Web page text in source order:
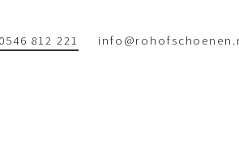
0546 812 221